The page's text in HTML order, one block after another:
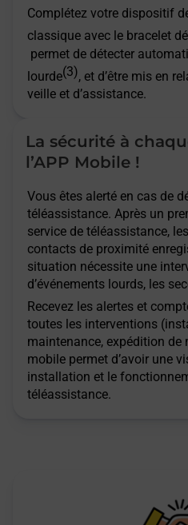
Complétez votre dispositif
classique avec le bracelet
permet de détecter
lourde(3), et d’être mis en
veille et d’assistance.
La sécurité à
l’APP Mobile !
Vous êtes alerté en cas de
téléassistance. Après un
service de téléassistance,
contacts de proximité
situation nécessite une
d’événements lourds, les
Recevez les alertes et
toutes les interventions
maintenance, expédition de
mobile permet d’avoir une
installation et le
téléassistance.